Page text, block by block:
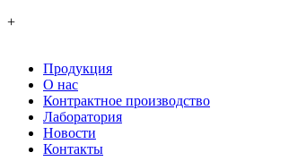
+
Продукция
О нас
Контрактное производство
Лаборатория
Новости
Контакты